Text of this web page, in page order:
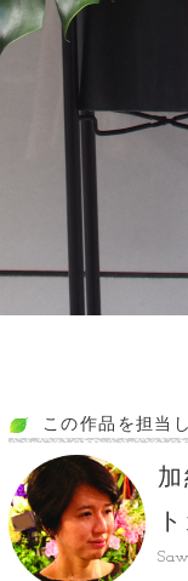
この作品を担当